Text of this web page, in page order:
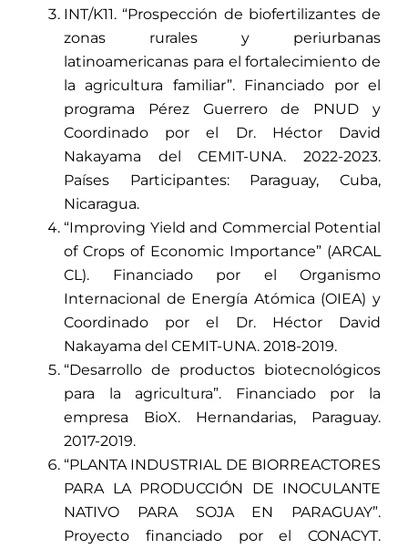
INT/K11. “Prospección de biofertilizantes de
zonas rurales y periurbanas
latinoamericanas para el fortalecimiento de
la agricultura familiar”. Financiado por el
programa Pérez Guerrero de PNUD y
Coordinado por el Dr. Héctor David
Nakayama del CEMIT-UNA. 2022-2023.
Países Participantes: Paraguay, Cuba,
Nicaragua.
“Improving Yield and Commercial Potential
of Crops of Economic Importance” (ARCAL
CL). Financiado por el Organismo
Internacional de Energía Atómica (OIEA) y
Coordinado por el Dr. Héctor David
Nakayama del CEMIT-UNA. 2018-2019.
“Desarrollo de productos biotecnológicos
para la agricultura”. Financiado por la
empresa BioX. Hernandarias, Paraguay.
2017-2019.
“PLANTA INDUSTRIAL DE BIORREACTORES
PARA LA PRODUCCIÓN DE INOCULANTE
NATIVO PARA SOJA EN PARAGUAY”.
Proyecto financiado por el CONACYT.